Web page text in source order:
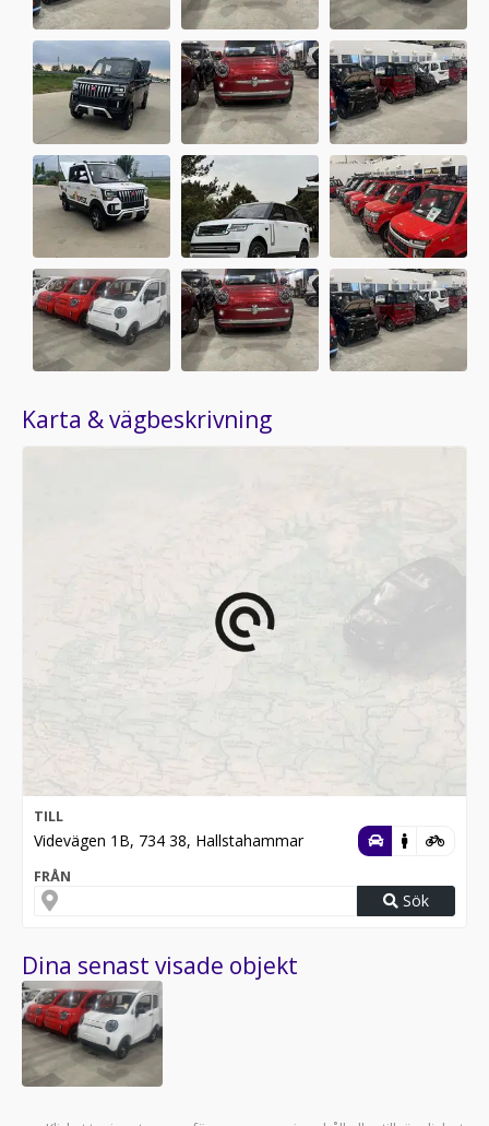
Karta & vägbeskrivning
TILL
Videvägen 1B, 734 38, Hallstahammar
FRÅN
Sök
Dina senast visade objekt